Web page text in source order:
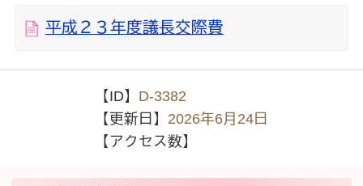
平成２３年度議長交際費
【ID】 D-3382
【更新日】 2026年6月24日
【アクセス数】